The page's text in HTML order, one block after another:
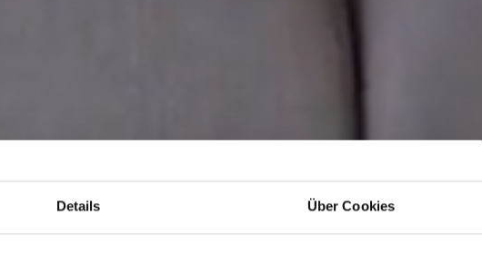
Details Über Cookies